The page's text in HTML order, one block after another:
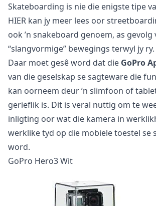
Skateboarding is nie die enigste tipe
HIER kan jy meer lees oor
ook ’n snakeboard genoem, as gevolg
“slangvormige” bewegings terwyl jy ry.
Daar moet gesê word dat die GoPro
van die geselskap se sagteware die
kan oorneem deur ’n slimfoon of
gerieflik is. Dit is veral nuttig om te
inligting oor wat die kamera in
werklike tyd op die mobiele toestel se
word.
GoPro Hero3 Wit